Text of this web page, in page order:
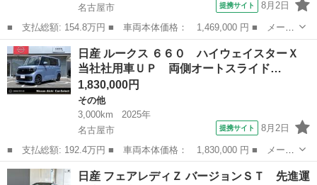
名古屋市
提携サイト 8月2日
■ 支払総額: 154.8万円 ■ 車両本体価格： 1,469,000 円 ■ メーカ
ー名： 日産 ■ 車種名： ノート ■ グレード名： Ｓ カロッツ
ェリアナビ 全方位カメラ ＥＴＣ デジタルインナーミラー ドラ
イブレコ...
愛知 名古屋市 ノート
日産 ルークス ６６０ ハイウェイスターＸ
当社社用車ＵＰ 両側オートスライド…
1,830,000円
その他
3,000km
2025年
名古屋市
提携サイト 8月2日
■ 支払総額: 192.4万円 ■ 車両本体価格： 1,830,000 円 ■ メーカ
ー名： 日産 ■ 車種名： ルークス ■ グレード名： ６６０ ハ
イウェイスターＸ 当社社用車ＵＰ 両側オートスライドドア フル
愛知 名古屋市
日産 フェアレディＺ バージョンＳＴ 先進運